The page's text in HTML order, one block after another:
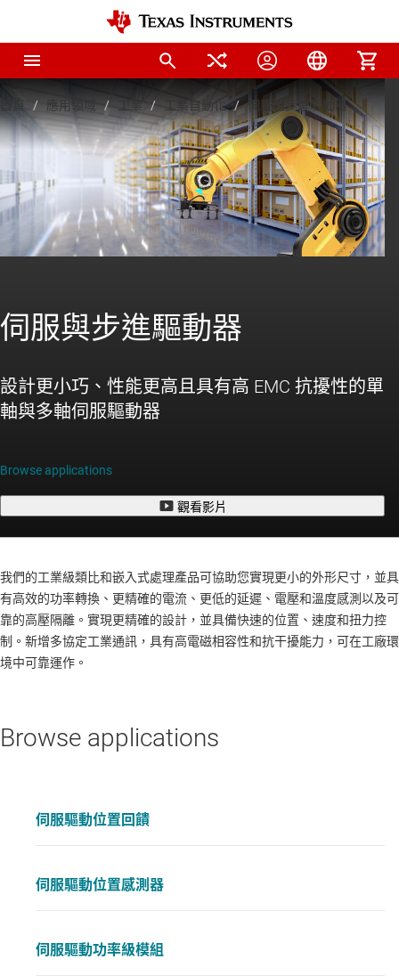
應用領域 工業 工業自動化 伺服與步進驅動器
伺服與步進驅動器
設計更小巧、性能更高且具有高 EMC 抗擾性的單
軸與多軸伺服驅動器
Browse applications
觀看影片
我們的工業級類比和嵌入式處理產品可協助您實現更小的外形尺寸，並具
有高效的功率轉換、更精確的電流、更低的延遲、電壓和溫度感測以及可
靠的高壓隔離。實現更精確的設計，並具備快速的位置、速度和扭力控
制。新增多協定工業通訊，具有高電磁相容性和抗干擾能力，可在工廠環
境中可靠運作。
Browse applications
伺服驅動位置回饋
伺服驅動位置感測器
伺服驅動功率級模組